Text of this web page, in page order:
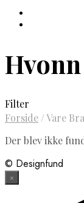
Hvonn
Filter
Forside /Vare
Der blev ikke
© Designfund
×